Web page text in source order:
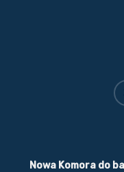
Nowa Komora do